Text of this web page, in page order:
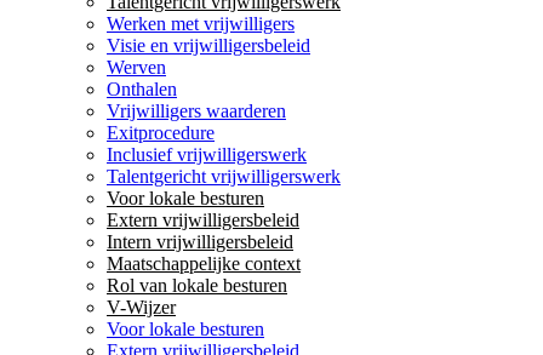
Werken met vrijwilligers
Visie en vrijwilligersbeleid
Werven
Onthalen
Vrijwilligers waarderen
Exitprocedure
Inclusief vrijwilligerswerk
Talentgericht vrijwilligerswerk
Voor lokale besturen
Extern vrijwilligersbeleid
Intern vrijwilligersbeleid
Maatschappelijke context
Rol van lokale besturen
V-Wijzer
Voor lokale besturen
Extern vrijwilligersbeleid